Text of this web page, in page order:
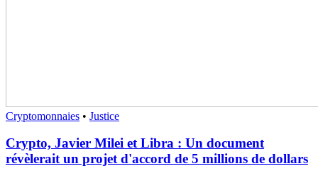
Cryptomonnaies • Justice
Crypto, Javier Milei et Libra : Un document
révèlerait un projet d'accord de 5 millions de dollars